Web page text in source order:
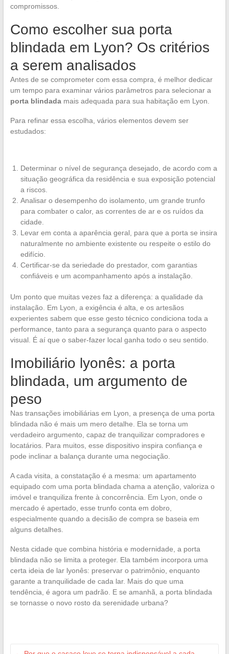
compromissos.
Como escolher sua porta
blindada em Lyon? Os critérios
a serem analisados
Antes de se comprometer com essa compra, é melhor dedicar
um tempo para examinar vários parâmetros para selecionar a
porta blindadamais adequada para sua habitação em Lyon.
Para refinar essa escolha, vários elementos devem ser
estudados:
Determinar o nível de segurança desejado, de acordo com a
situação geográfica da residência e sua exposição potencial
a riscos.
Analisar o desempenho do isolamento, um grande trunfo
para combater o calor, as correntes de ar e os ruídos da
cidade.
Levar em conta a aparência geral, para que a porta se insira
naturalmente no ambiente existente ou respeite o estilo do
edifício.
Certificar-se da seriedade do prestador, com garantias
confiáveis e um acompanhamento após a instalação.
Um ponto que muitas vezes faz a diferença: a qualidade da
instalação. Em Lyon, a exigência é alta, e os artesãos
experientes sabem que esse gesto técnico condiciona toda a
performance, tanto para a segurança quanto para o aspecto
visual. É aí que o saber-fazer local ganha todo o seu sentido.
Imobiliário lyonês: a porta
blindada, um argumento de
peso
Nas transações imobiliárias em Lyon, a presença de uma porta
blindada não é mais um mero detalhe. Ela se torna um
verdadeiro argumento, capaz de tranquilizar compradores e
locatários. Para muitos, esse dispositivo inspira confiança e
pode inclinar a balança durante uma negociação.
A cada visita, a constatação é a mesma: um apartamento
equipado com uma porta blindada chama a atenção, valoriza o
imóvel e tranquiliza frente à concorrência. Em Lyon, onde o
mercado é apertado, esse trunfo conta em dobro,
especialmente quando a decisão de compra se baseia em
alguns detalhes.
Nesta cidade que combina história e modernidade, a porta
blindada não se limita a proteger. Ela também incorpora uma
certa ideia de lar lyonês: preservar o patrimônio, enquanto
garante a tranquilidade de cada lar. Mais do que uma
tendência, é agora um padrão. E se amanhã, a porta blindada
se tornasse o novo rosto da serenidade urbana?